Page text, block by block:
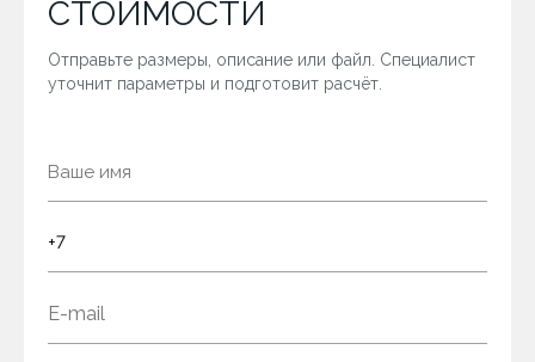
СТОИМОСТИ
Отправьте размеры, описание или файл. Специалист
уточнит параметры и подготовит расчёт.